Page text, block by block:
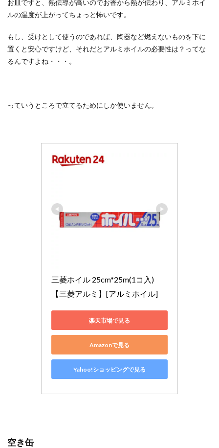
お皿ですと、熱伝導が高いのでお香から熱が伝わり、アルミホイ
ルの温度が上がってちょっと怖いです。
もし、受けとして使うのであれば、陶器など燃えないものを下に
置くと安心ですけど、それだとアルミホイルの必要性は？ってな
るんですよね・・・。
っていうところで立てるためにしか使いません。
三菱ホイル 25cm*25m(1コ入)
【三菱アルミ】[アルミホイル]
楽天市場で見る
Amazonで見る
Yahoo!ショッピングで見る
空き缶